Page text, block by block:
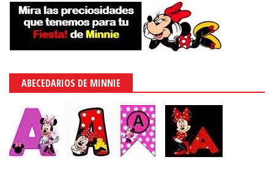
ABECEDARIOS DE MINNIE